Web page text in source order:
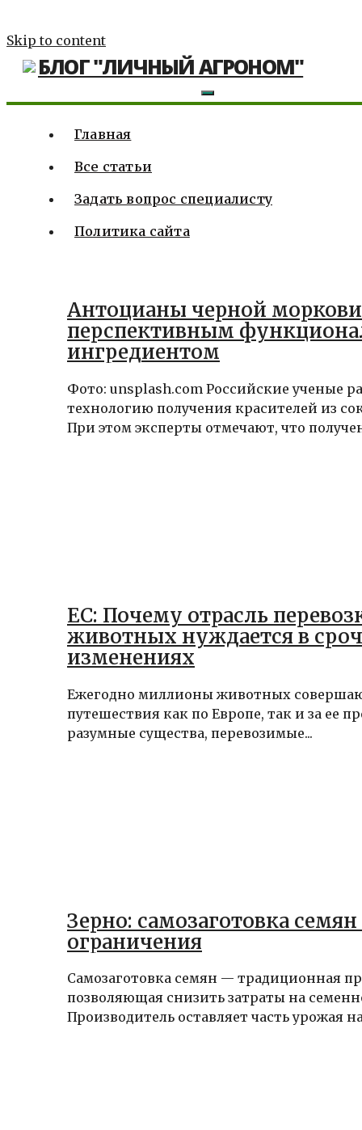
Skip to content
БЛОГ "ЛИЧНЫЙ АГРОНОМ"
Главная
Все статьи
Задать вопрос специалисту
Политика сайта
Антоцианы черной моркови
перспективным
ингредиентом
Фото: unsplash.com Российские ученые
технологию получения красителей из
При этом эксперты отмечают, что
ЕС: Почему отрасль
животных нуждается в
изменениях
Ежегодно миллионы животных
путешествия как по Европе, так и за ее
разумные существа, перевозимые...
Зерно: самозаготовка семян
ограничения
Самозаготовка семян — традиционная
позволяющая снизить затраты на
Производитель оставляет часть урожая